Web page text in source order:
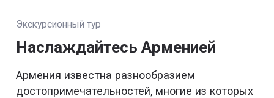
Экскурсионный тур
Наслаждайтесь Арменией
Армения известна разнообразием
достопримечательностей, многие из которых